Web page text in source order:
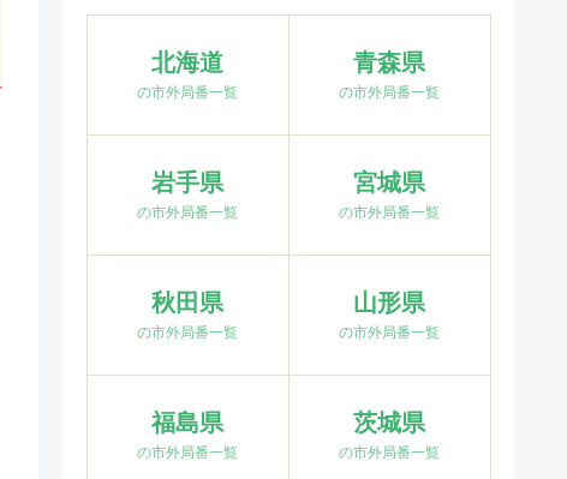
北海道
の市外局番一覧
青森県
の市外局番一覧
岩手県
の市外局番一覧
宮城県
の市外局番一覧
秋田県
の市外局番一覧
山形県
の市外局番一覧
福島県
の市外局番一覧
茨城県
の市外局番一覧